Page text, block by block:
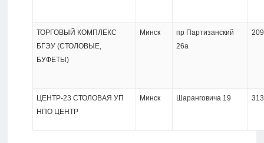
ТОРГОВЫЙ КОМПЛЕКС
БГЭУ (СТОЛОВЫЕ,
БУФЕТЫ)
Минск
пр Партизанский
26а
ЦЕНТР-23 СТОЛОВАЯ УП
НПО ЦЕНТР
Минск Шаранговича 19